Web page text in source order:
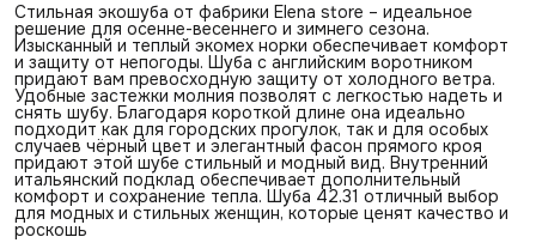
Стильная экошуба от фабрики Elena store – идеальное
решение для осенне-весеннего и зимнего сезона.
Изысканный и теплый экомех норки обеспечивает комфорт
и защиту от непогоды. Шуба с английским воротником
придают вам превосходную защиту от холодного ветра.
Удобные застежки молния позволят с легкостью надеть и
снять шубу. Благодаря короткой длине она идеально
подходит как для городских прогулок, так и для особых
случаев чёрный цвет и элегантный фасон прямого кроя
придают этой шубе стильный и модный вид. Внутренний
итальянский подклад обеспечивает дополнительный
комфорт и сохранение тепла. Шуба 42.31 отличный выбор
для модных и стильных женщин, которые ценят качество и
роскошь